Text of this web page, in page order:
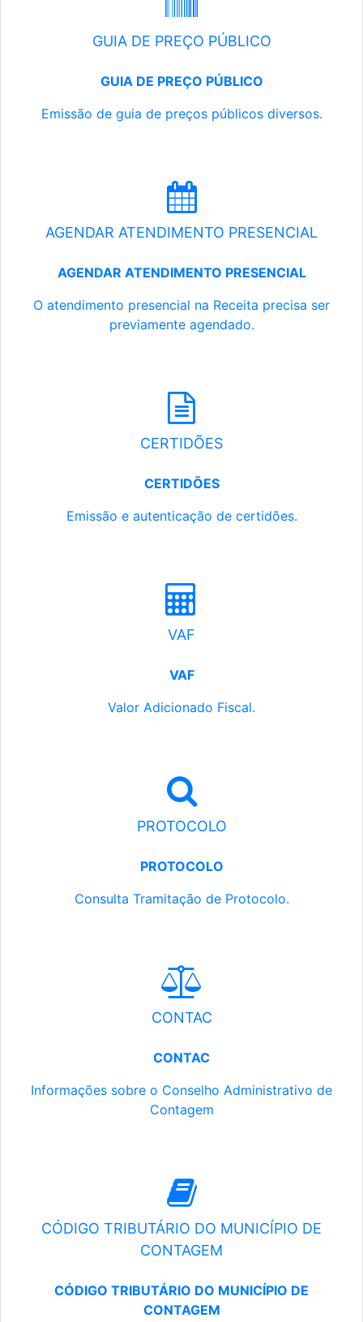
GUIA DE PREÇO PÚBLICO
GUIA DE PREÇO PÚBLICO
Emissão de guia de preços públicos diversos.
AGENDAR ATENDIMENTO PRESENCIAL
AGENDAR ATENDIMENTO PRESENCIAL
O atendimento presencial na Receita precisa ser
previamente agendado.
CERTIDÕES
CERTIDÕES
Emissão e autenticação de certidões.
VAF
VAF
Valor Adicionado Fiscal.
PROTOCOLO
PROTOCOLO
Consulta Tramitação de Protocolo.
CONTAC
CONTAC
Informações sobre o Conselho Administrativo de
Contagem
CÓDIGO TRIBUTÁRIO DO MUNICÍPIO DE
CONTAGEM
CÓDIGO TRIBUTÁRIO DO MUNICÍPIO DE
CONTAGEM